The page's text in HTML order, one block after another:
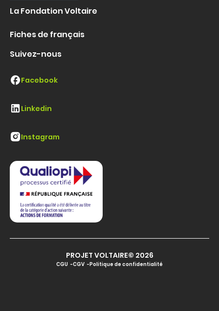
La Fondation Voltaire
Fiches de français
Suivez-nous
Facebook
Linkedin
Instagram
PROJET VOLTAIRE© 2026
CGU CGV Politique de confidentialité